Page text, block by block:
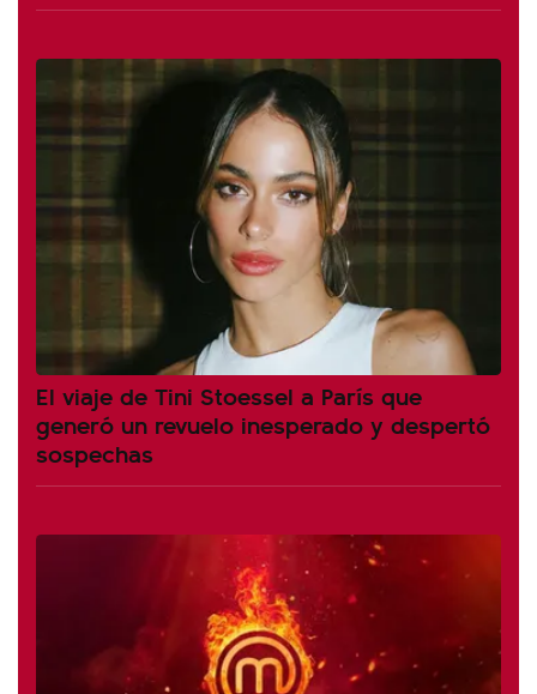
El viaje de Tini Stoessel a París que
generó un revuelo inesperado y despertó
sospechas